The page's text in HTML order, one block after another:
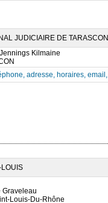
JUDICIAIRE DE TARASCON
Kilmaine
adresse, horaires,
Graveleau
Louis-Du-Rhône